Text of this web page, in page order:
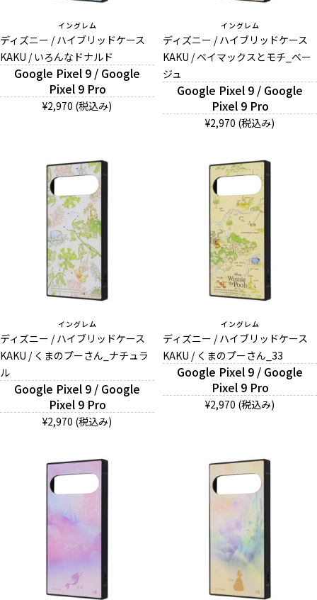
イングレム
ディズニー / ハイブリッドケース
KAKU / いろんなドナルド
Google Pixel 9 / Google
Pixel 9 Pro
¥2,970 (税込み)
イングレム
ディズニー / ハイブリッドケース
KAKU / ベイマックスとモチ_ベー
ジュ
Google Pixel 9 / Google
Pixel 9 Pro
¥2,970 (税込み)
イングレム
ディズニー / ハイブリッドケース
KAKU / くまのプーさん_ナチュラ
ル
Google Pixel 9 / Google
Pixel 9 Pro
¥2,970 (税込み)
イングレム
ディズニー / ハイブリッドケース
KAKU / くまのプーさん_33
Google Pixel 9 / Google
Pixel 9 Pro
¥2,970 (税込み)